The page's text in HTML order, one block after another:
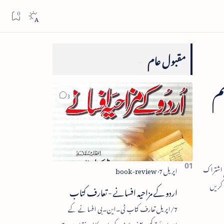
مقبول عام
اردو کے مزاحیہ افسانے - تعارف کتاب
7/اپریل تعارف کتاب ٹی۔این۔بی افسانے کے